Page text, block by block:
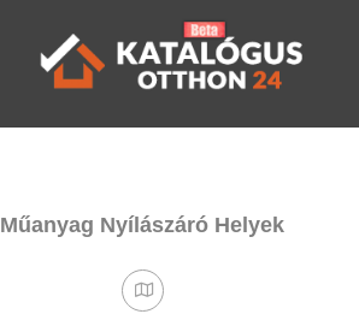
Műanyag Nyílászáró Helyek